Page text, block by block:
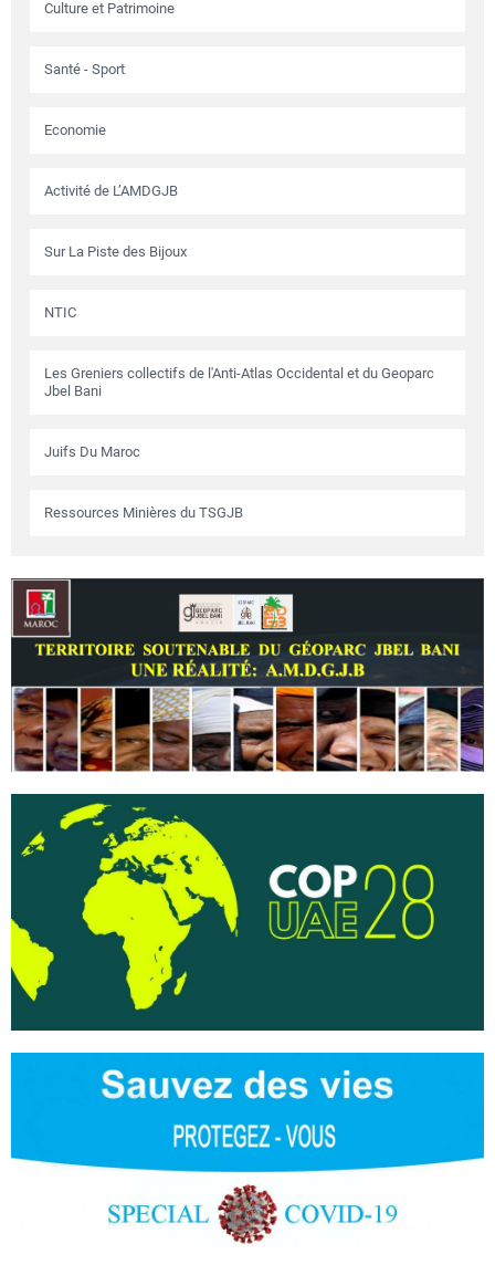
Culture et Patrimoine
Santé - Sport
Economie
Activité de L’AMDGJB
Sur La Piste des Bijoux
NTIC
Les Greniers collectifs de l'Anti-Atlas Occidental et du Geoparc
Jbel Bani
Juifs Du Maroc
Ressources Minières du TSGJB